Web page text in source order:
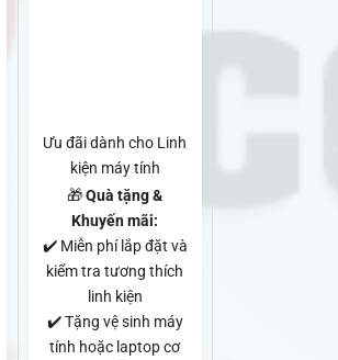
Ưu đãi dành cho Linh
kiện máy tính
🎁Quà tặng &
Khuyến mãi:
✔️ Miễn phí lắp đặt và
kiểm tra tương thích
linh kiện
✔️ Tặng vệ sinh máy
tính hoặc laptop cơ